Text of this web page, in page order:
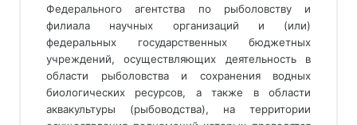
Федерального агентства по рыболовству и
филиала научных организаций и (или)
федеральных государственных бюджетных
учреждений, осуществляющих деятельность в
области рыболовства и сохранения водных
биологических ресурсов, а также в области
аквакультуры (рыбоводства), на территории